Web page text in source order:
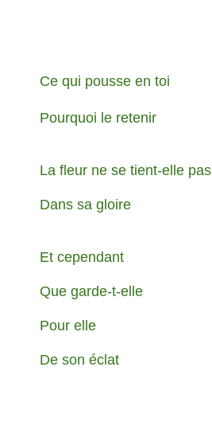
Ce qui pousse en toi
Pourquoi le retenir
La fleur ne se tient-elle pas
Dans sa gloire
Et cependant
Que garde-t-elle
Pour elle
De son éclat